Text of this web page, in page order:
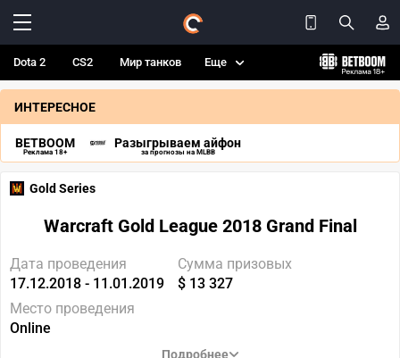
Dota 2 CS2 Мир танков Еще
ИНТЕРЕСНОЕ
BETBOOM
Реклама 18+
Разыгрываем айфон
за прогнозы на MLBB
Gold Series
Warcraft Gold League 2018 Grand Final
Дата проведения
17.12.2018 - 11.01.2019
Сумма призовых
$ 13 327
Место проведения
Online
Подробнее